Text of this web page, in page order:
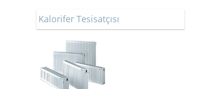
Kalorifer Tesisatçısı